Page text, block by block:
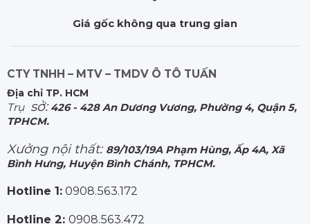
Giá gốc không qua trung gian
CTY TNHH – MTV – TMDV Ô TÔ TUẤN
Địa chỉ TP. HCM
Trụ sở: 426 - 428 An Dương Vương, Phường 4, Quận 5,
TPHCM.
Xưởng nội thất: 89/103/19A Phạm Hùng, Ấp 4A, Xã
Bình Hưng, Huyện Bình Chánh, TPHCM.
Hotline 1:0908.563.172
Hotline 2: 0908.563.472